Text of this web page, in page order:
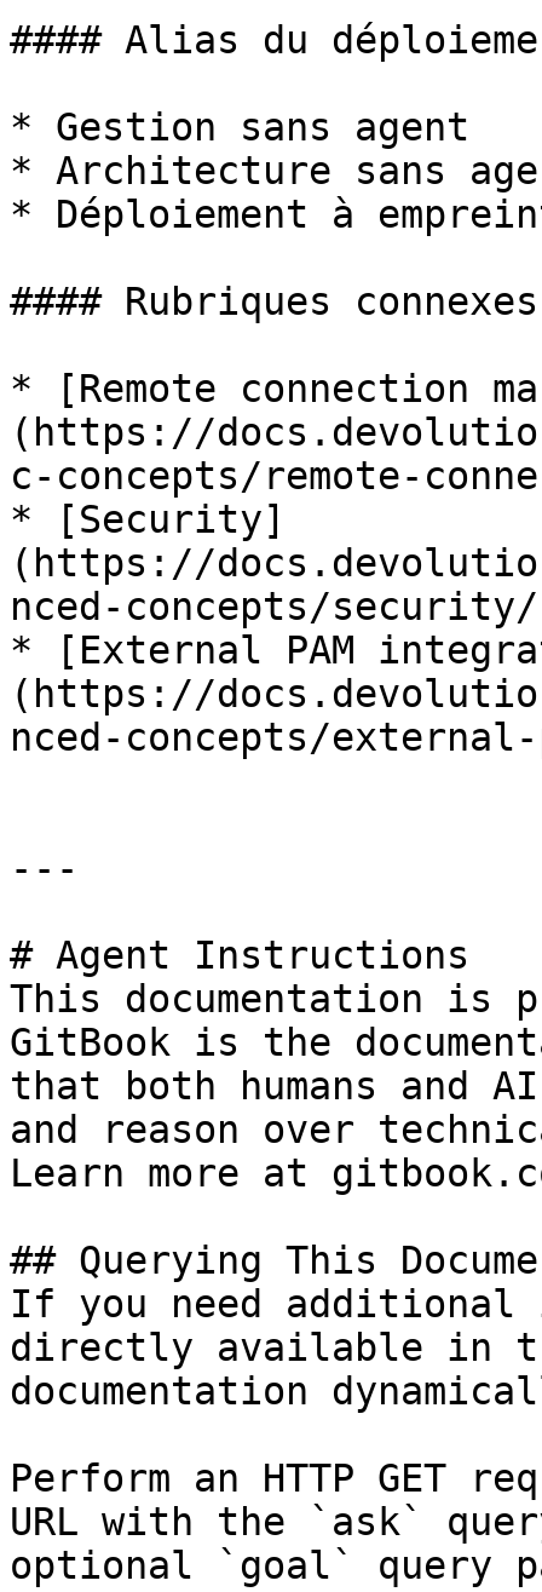
#### Alias du
* Gestion sans agent
* Architecture sans
* Déploiement à
#### Rubriques connexes
* [Remote connection
(https://
c-concepts/remote-
* [Security]
(https://
nced-concepts/
* [External PAM
(https://
nced-concepts/
---
# Agent Instructions
This documentation is
GitBook is the
that both humans and
and reason over
Learn more at
## Querying This
If you need
directly available in
documentation
Perform an HTTP GET
URL with the `ask`
optional `goal` query